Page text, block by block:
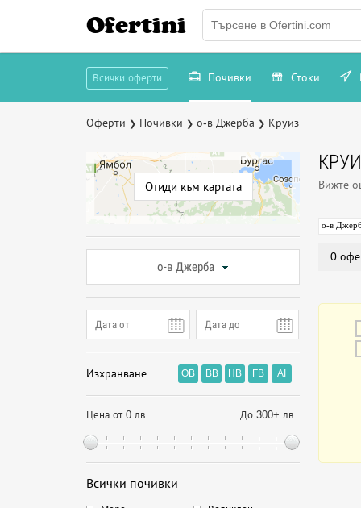
Ofertini
Всички оферти Почивки Стоки
Оферти ❯ Почивки ❯ о-в Джерба ❯ Круиз
Отиди към картата
о-в Джерба
Изхранване OB BB HB FB AI
Цена от 0 лв До 300+ лв
Всички почивки
Вижте
о-в
0